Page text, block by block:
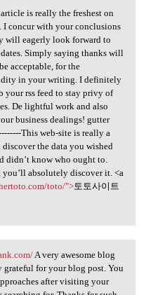
article is
is really the freshest on
I concur with your conclusions
will eagerly look forward to
Simply saying thanks will
acceptable, for the
in your writing. I definitely
rss feed to stay privy of
De lightful work and also
business dealings! gutter
This web-site is really a
the data you wished
didn’t know who ought to.
you’ll absolutely discover it. <a
toto/">토토사이트
A
A very awesome blog
grateful for your blog post. You
after visiting your